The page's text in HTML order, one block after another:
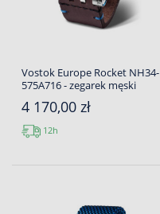
Vostok Europe Rocket NH34-
575A716 - zegarek męski
4 170,00 zł
12h